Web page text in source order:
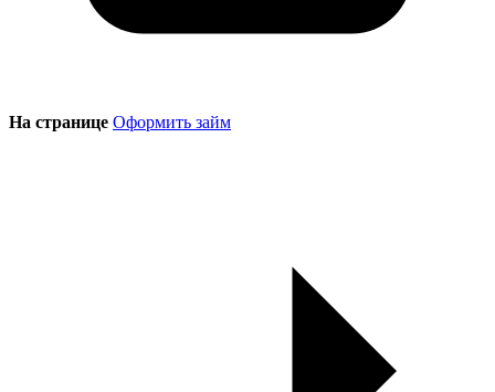
На странице Оформить займ